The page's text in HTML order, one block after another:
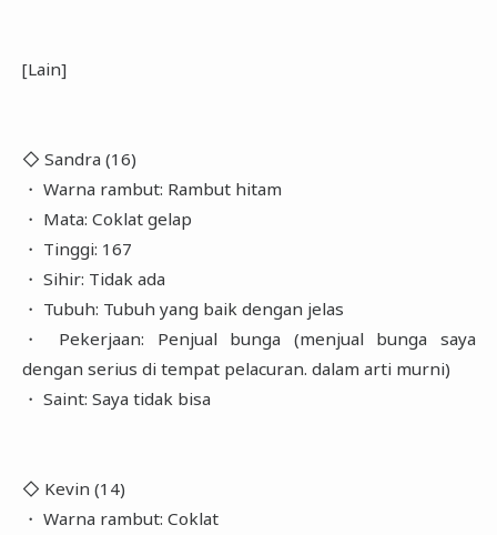
[Lain]
◇ Sandra (16)
・ Warna rambut: Rambut hitam
・ Mata: Coklat gelap
・ Tinggi: 167
・ Sihir: Tidak ada
・ Tubuh: Tubuh yang baik dengan jelas
・ Pekerjaan: Penjual bunga (menjual bunga saya
dengan serius di tempat pelacuran. dalam arti murni)
・ Saint: Saya tidak bisa
◇ Kevin (14)
・ Warna rambut: Coklat